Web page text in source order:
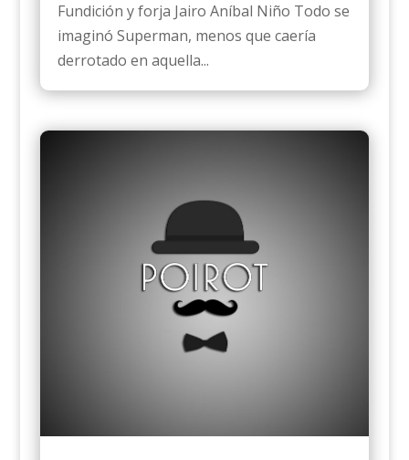
Fundición y forja Jairo Aníbal Niño Todo se
imaginó Superman, menos que caería
derrotado en aquella...